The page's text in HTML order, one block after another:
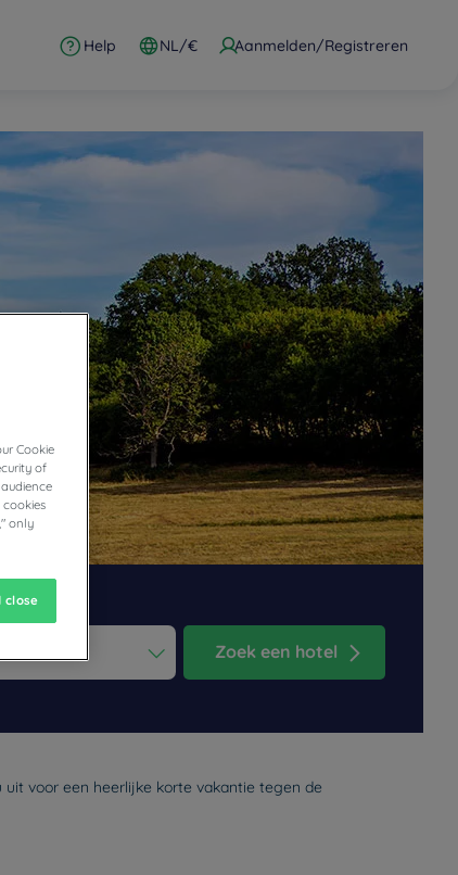
Help NL/€ Aanmelden/Registreren
Zoek een hotel
voor een heerlijke korte vakantie tegen de
Cookie
of
only
close